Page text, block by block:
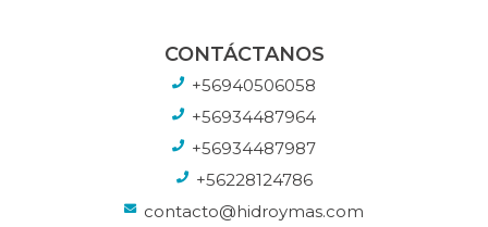
CONTÁCTANOS
+56940506058
+56934487964
+56934487987
+56228124786
contacto@hidroymas.com